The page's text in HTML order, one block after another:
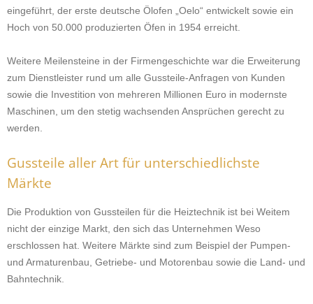
eingeführt, der erste deutsche Ölofen „Oelo“ entwickelt sowie ein
Hoch von 50.000 produzierten Öfen in 1954 erreicht.
Weitere Meilensteine in der Firmengeschichte war die Erweiterung
zum Dienstleister rund um alle Gussteile-Anfragen von Kunden
sowie die Investition von mehreren Millionen Euro in modernste
Maschinen, um den stetig wachsenden Ansprüchen gerecht zu
werden.
Gussteile aller Art für unterschiedlichste
Märkte
Die Produktion von Gussteilen für die Heiztechnik ist bei Weitem
nicht der einzige Markt, den sich das Unternehmen Weso
erschlossen hat. Weitere Märkte sind zum Beispiel der Pumpen-
und Armaturenbau, Getriebe- und Motorenbau sowie die Land- und
Bahntechnik.